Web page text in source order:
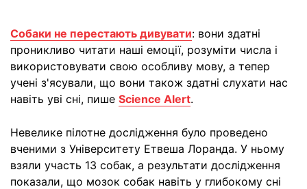
Собаки не перестають дивувати: вони здатні
проникливо читати наші емоції, розуміти числа і
використовувати свою особливу мову, а тепер
учені з'ясували, що вони також здатні слухати нас
навіть уві сні, пише Science Alert.
Невелике пілотне дослідження було проведено
вченими з Університету Етвеша Лоранда. У ньому
взяли участь 13 собак, а результати дослідження
показали, що мозок собак навіть у глибокому сні